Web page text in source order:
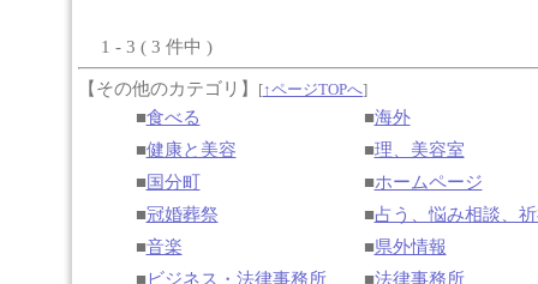
1 - 3 ( 3 件中 )
【その他のカテゴリ】 [↑ページTOPへ]
■食べる ■海外
■健康と美容 ■理、美容室
■ 国分町 ■ホームページ
■冠婚葬祭 ■占う、悩み相談、
■音楽 ■県外情報
■ ビジネス・法律事務所 ■法律事務所